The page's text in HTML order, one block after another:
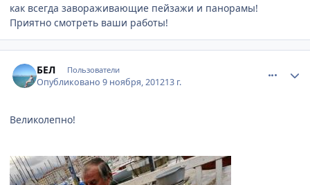
как всегда завораживающие пейзажи и панорамы!
Приятно смотреть ваши работы!
БЕЛ Пользователи
Опубликовано9 ноября, 201213 г.
Великолепно!